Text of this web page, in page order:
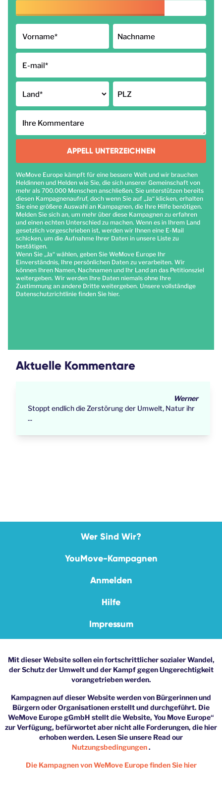
Vorname* Nachname
E-mail *
Land* PLZ
Ihre Kommentare
APPELL UNTERZEICHNEN
WeMove Europe kämpft für eine bessere Welt und wir brauchen
Heldinnen und Helden wie Sie, die sich unserer Gemeinschaft von
mehr als 700.000 Menschen anschließen. Sie unterstützen bereits
diesen Kampagnenaufruf, doch wenn Sie auf „Ja“ klicken, erhalten
Sie eine größere Auswahl an Kampagnen, die Ihre Hilfe benötigen.
Melden Sie sich an, um mehr über diese Kampagnen zu erfahren
und einen echten Unterschied zu machen. Wenn es in Ihrem Land
gesetzlich vorgeschrieben ist, werden wir Ihnen eine E-Mail
schicken, um die Aufnahme Ihrer Daten in unsere Liste zu
bestätigen.
Wenn Sie „Ja“ wählen, geben Sie WeMove Europe Ihr
Einverständnis, Ihre persönlichen Daten zu verarbeiten. Wir
können Ihren Namen, Nachnamen und Ihr Land an das Petitionsziel
weitergeben. Wir werden Ihre Daten niemals ohne Ihre
Zustimmung an andere Dritte weitergeben. Unsere vollständige
Datenschutzrichtlinie finden Sie hier.
Aktuelle Kommentare
Werner
Stoppt endlich die Zerstörung der Umwelt, Natur ihr
...
Wer Sind Wir?
YouMove-Kampagnen
Anmelden
Hilfe
Impressum
Mit dieser Website sollen ein fortschrittlicher sozialer Wandel,
der Schutz der Umwelt und der Kampf gegen Ungerechtigkeit
vorangetrieben werden.
Kampagnen auf dieser Website werden von Bürgerinnen und
Bürgern oder Organisationen erstellt und durchgeführt. Die
WeMove Europe gGmbH stellt die Website, You Move Europe“
zur Verfügung, befürwortet aber nicht alle Forderungen, die hier
erhoben werden. Lesen Sie unsere Read our
Nutzungsbedingungen.
Die Kampagnen von WeMove Europe finden Sie hier